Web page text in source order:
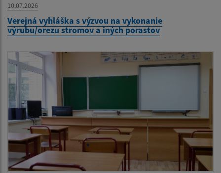
10.07.2026
Verejná vyhláška s výzvou na vykonanie
výrubu/orezu stromov a iných porastov